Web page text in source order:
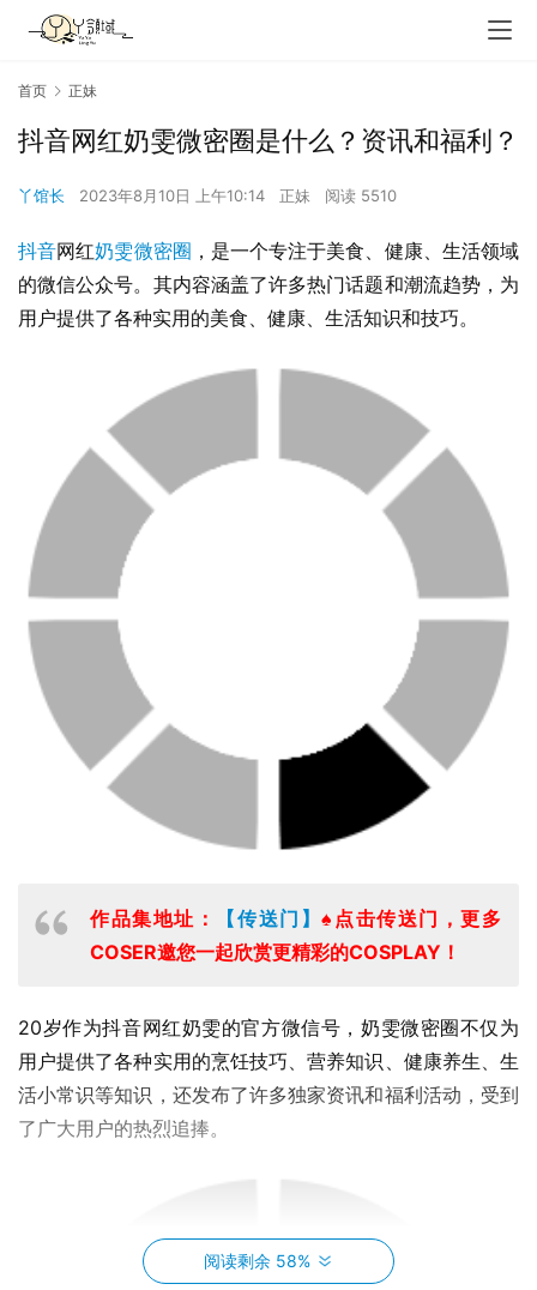
首页 正妹
抖音网红奶雯微密圈是什么？资讯和福利？
丫馆长 2023年8月10日 上午10:14 正妹 阅读 5510
抖音网红奶雯微密圈 ，是一个专注于美食、健康、生活领域
的微信公众号。其内容涵盖了许多热门话题和潮流趋势，为
用户提供了各种实用的美食、健康、生活知识和技巧。
作品集地址： 【传送门】♠点击传送门，更多
COSER邀您一起欣赏更精彩的COSPLAY！
20岁作为抖音网红奶雯的官方微信号，奶雯微密圈不仅为
用户提供了各种实用的烹饪技巧、营养知识、健康养生、生
活小常识等知识，还发布了许多独家资讯和福利活动，受到
了广大用户的热烈追捧。
阅读剩余 58%